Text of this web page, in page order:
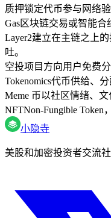
质押锁定代币参与网络
Gas区块链交易或智能合
Layer2建立在主链之上
吐。
空投项目方向用户免费
Tokenomics代币供给、分
Meme 币以社区情绪、文
NFTNon-Fungible Token
小隐寺
美股和加密投资者交流